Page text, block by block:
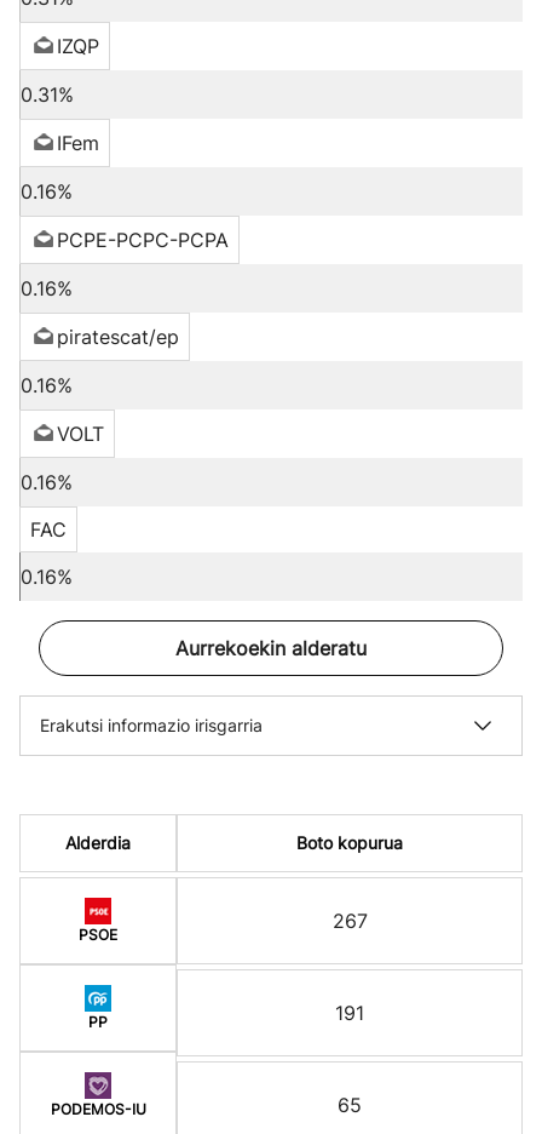
IZQP
0.31%
IFem
0.16%
PCPE-PCPC-PCPA
0.16%
piratescat/ep
0.16%
VOLT
0.16%
FAC
0.16%
Aurrekoekin alderatu
Erakutsi informazio irisgarria
Alderdia
PSOE
PP
PODEMOS-IU
Boto kopurua
267
191
65